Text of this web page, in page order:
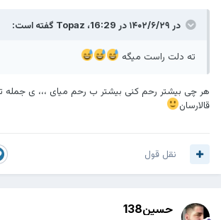
در ۱۴۰۲/۶/۲۹ در 16:29، Topazگفته است:
ته دلت راست میگه
هر چی بیشتر رحم کنی بیشتر ب رحم میای ،،، ی جمله
قالارسان
نقل قول
حسین138